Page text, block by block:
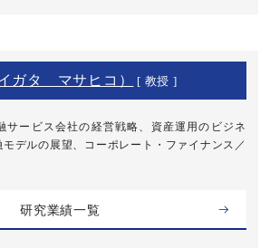
ガタ マサヒコ） [ 教授 ]
サービス会社の経営戦略、資産運用のビジネ
デルの展望、コーポレート・ファイナンス／
研究業績一覧